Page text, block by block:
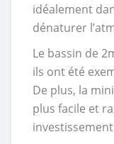
idéalement
dénaturer
Le bassin de
ils ont été
De plus, la
plus facile et